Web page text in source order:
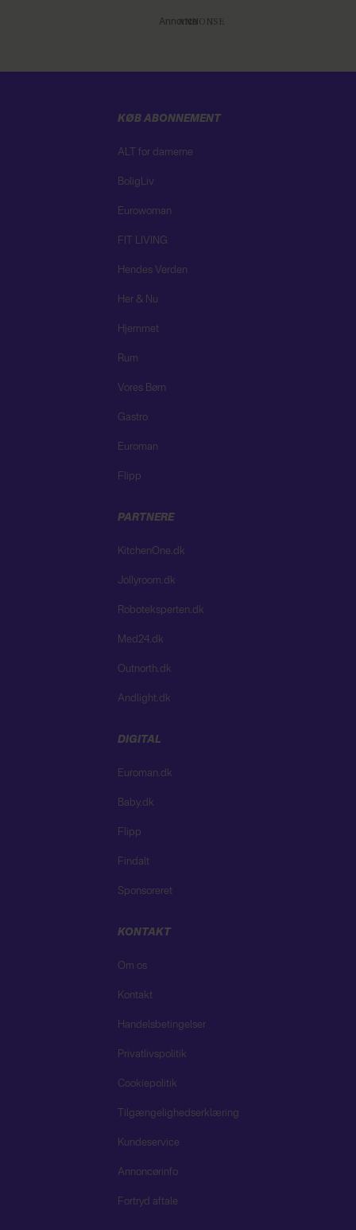
Annonce
KØB ABONNEMENT
ALT for damerne
BoligLiv
Eurowoman
FIT LIVING
Hendes Verden
Her & Nu
Hjemmet
Rum
Vores Børn
Gastro
Euroman
Flipp
PARTNERE
KitchenOne.dk
Jollyroom.dk
Roboteksperten.dk
Med24.dk
Outnorth.dk
Andlight.dk
DIGITAL
Euroman.dk
Baby.dk
Flipp
Findalt
Sponsoreret
KONTAKT
Om os
Kontakt
Handelsbetingelser
Privatlivspolitik
Cookiepolitik
Tilgængelighedserklæring
Kundeservice
Annoncørinfo
Fortryd aftale